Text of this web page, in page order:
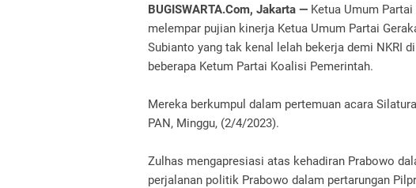
BUGISWARTA.Com, Jakarta — Ketua Umum
melempar pujian kinerja Ketua Umum Partai
Subianto yang tak kenal lelah bekerja demi NKRI
beberapa Ketum Partai Koalisi Pemerintah.
Mereka berkumpul dalam pertemuan acara
PAN, Minggu, (2/4/2023).
Zulhas mengapresiasi atas kehadiran Prabowo
perjalanan politik Prabowo dalam pertarungan